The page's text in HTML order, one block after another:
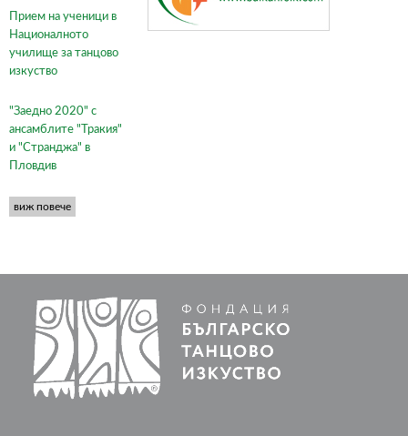
Прием на ученици в
Националното
училище за танцово
изкуство
"Заедно 2020" с
ансамблите "Тракия"
и "Странджа" в
Пловдив
виж повече